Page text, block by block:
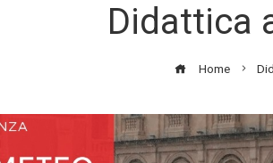
Didattica
Home